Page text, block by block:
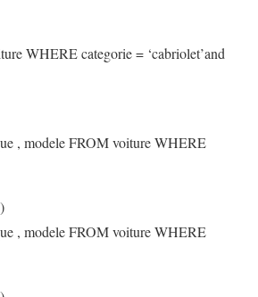
WHERE categorie = ‘cabriolet’and
, modele FROM voiture WHERE
, modele FROM voiture WHERE